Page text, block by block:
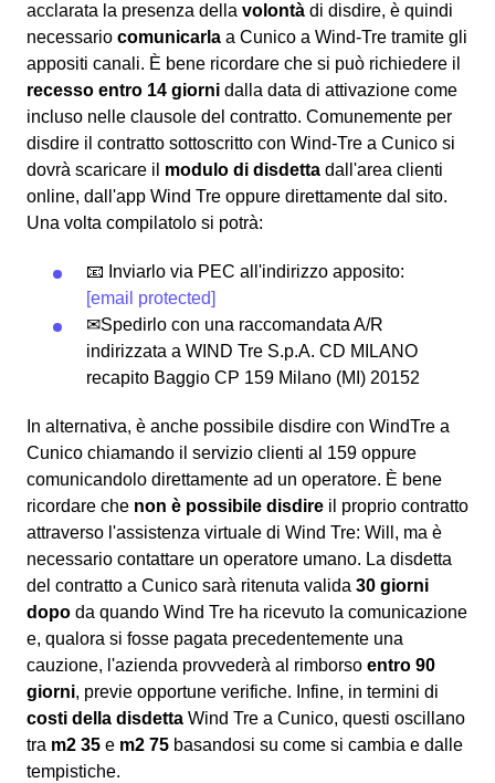
acclarata la presenza della volontà di disdire, è quindi
necessario comunicarla a Cunico a Wind-Tre tramite gli
appositi canali. È bene ricordare che si può richiedere il
recesso entro 14 giorni dalla data di attivazione come
incluso nelle clausole del contratto. Comunemente per
disdire il contratto sottoscritto con Wind-Tre a Cunico si
dovrà scaricare il modulo di disdetta dall'area clienti
online, dall'app Wind Tre oppure direttamente dal sito.
Una volta compilatolo si potrà:
📧 Inviarlo via PEC all'indirizzo apposito:
[email protected]
✉Spedirlo con una raccomandata A/R
indirizzata a WIND Tre S.p.A. CD MILANO
recapito Baggio CP 159 Milano (MI) 20152
In alternativa, è anche possibile disdire con WindTre a
Cunico chiamando il servizio clienti al 159 oppure
comunicandolo direttamente ad un operatore. È bene
ricordare che non è possibile disdire il proprio contratto
attraverso l'assistenza virtuale di Wind Tre: Will, ma è
necessario contattare un operatore umano. La disdetta
del contratto a Cunico sarà ritenuta valida 30 giorni
dopo da quando Wind Tre ha ricevuto la comunicazione
e, qualora si fosse pagata precedentemente una
cauzione, l'azienda provvederà al rimborso entro 90
giorni, previe opportune verifiche. Infine, in termini di
costi della disdetta Wind Tre a Cunico, questi oscillano
tra m2 35 e m2 75 basandosi su come si cambia e dalle
tempistiche.